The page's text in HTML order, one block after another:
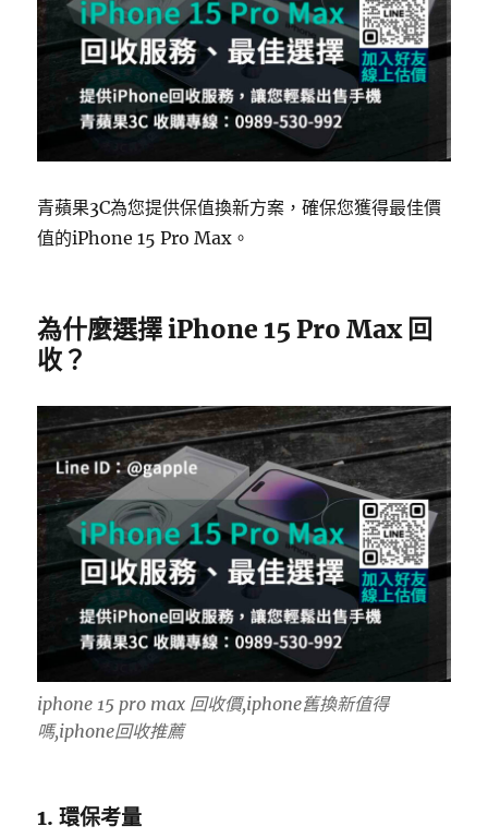
青蘋果3C為您提供保值換新方案，確保您獲得最佳價
值的iPhone 15 Pro Max。
為什麼選擇 iPhone 15 Pro Max 回
收？
iphone 15 pro max 回收價,iphone舊換新值得
嗎,iphone回收推薦
1. 環保考量